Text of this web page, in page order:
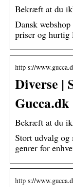
Bekræft at du
Dansk
priser og
http s://
Diverse |
Gucca.dk
Bekræft at du
Stort udvalg
genrer for
http s://